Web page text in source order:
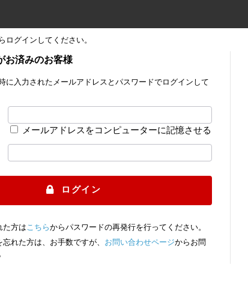
ログインしてください。
お済みのお客様
に入力されたメールアドレスとパスワードでログインして
メールアドレスをコンピューターに記憶させる
ログイン
た方は こちらからパスワードの再発行を行ってください。
れた方は、お手数ですが、 お問い合わせページからお問